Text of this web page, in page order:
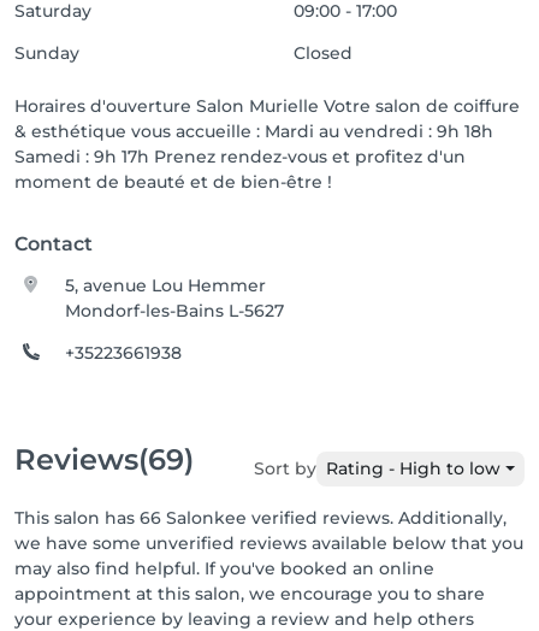
Saturday
09:00 - 17:00
Sunday
Closed
Horaires d'ouverture Salon Murielle Votre salon de coiffure
& esthétique vous accueille : Mardi au vendredi : 9h 18h
Samedi : 9h 17h Prenez rendez-vous et profitez d'un
moment de beauté et de bien-être !
Contact
5, avenue Lou Hemmer
Mondorf-les-Bains L-5627
+35223661938
Reviews(69) Sort by Rating - High to low
This salon has 66 Salonkee verified reviews. Additionally,
we have some unverified reviews available below that you
may also find helpful. If you've booked an online
appointment at this salon, we encourage you to share
your experience by leaving a review and help others